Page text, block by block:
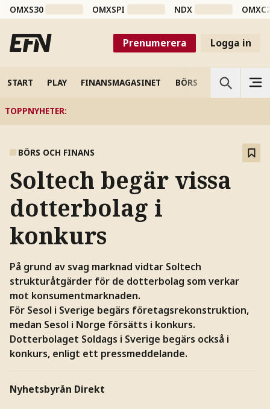
OMXS30 OMXSPI NDX
Prenumerera Logga in
START PLAY FINANSMAGASINET BÖRS VETENSKAP
TOPPNYHETER:
BÖRS OCH FINANS
Soltech begär vissa
dotterbolag i
konkurs
På grund av svag marknad vidtar Soltech
strukturåtgärder för de dotterbolag som verkar
mot konsumentmarknaden.
För Sesol i Sverige begärs företagsrekonstruktion,
medan Sesol i Norge försätts i konkurs.
Dotterbolaget Soldags i Sverige begärs också i
konkurs, enligt ett pressmeddelande.
Nyhetsbyrån Direkt